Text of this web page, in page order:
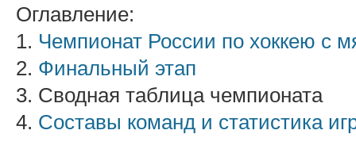
Оглавление:
1. Чемпионат России по хоккею с
2. Финальный этап
3. Сводная таблица чемпионата
4. Составы команд и статистика